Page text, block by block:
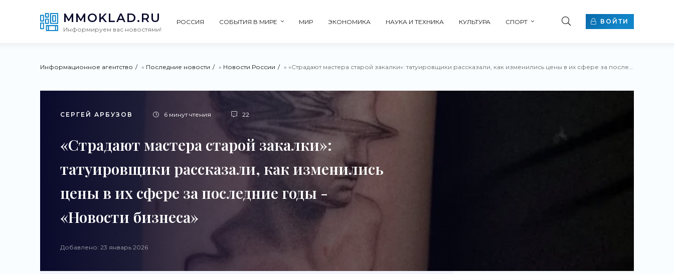
MMOKLAD.RU
Информируем вас новостями!
РОССИЯ СОБЫТИЯ В МИРЕ МИР ЭКОНОМИКА НАУКА И ТЕХНИКА КУЛЬТУРА СПОРТ ВОЙТИ
Информационное агентство » Последние новости » Новости России » «Страдают мастера старой закалки»: татуировщики рассказали, как изменились цены в их сфере за последние годы - «Новости бизнеса»
СЕРГЕЙ АРБУЗОВ 6 минут чтения 22
«Страдают мастера старой закалки»:
татуировщики рассказали, как изменились
цены в их сфере за последние годы -
«Новости бизнеса»
Добавлено: 23 январь 2026